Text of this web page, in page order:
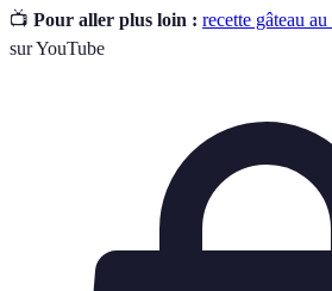
📺 Pour aller plus loin : recette gâteau
sur YouTube